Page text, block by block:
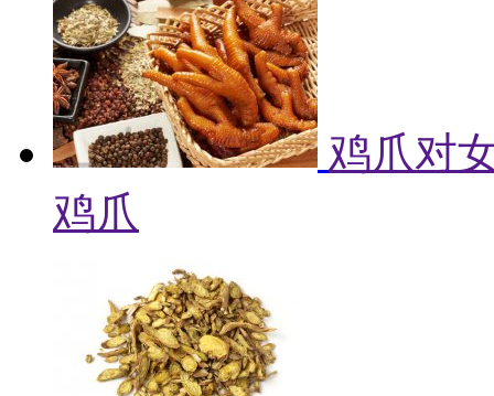
鸡爪对
鸡爪